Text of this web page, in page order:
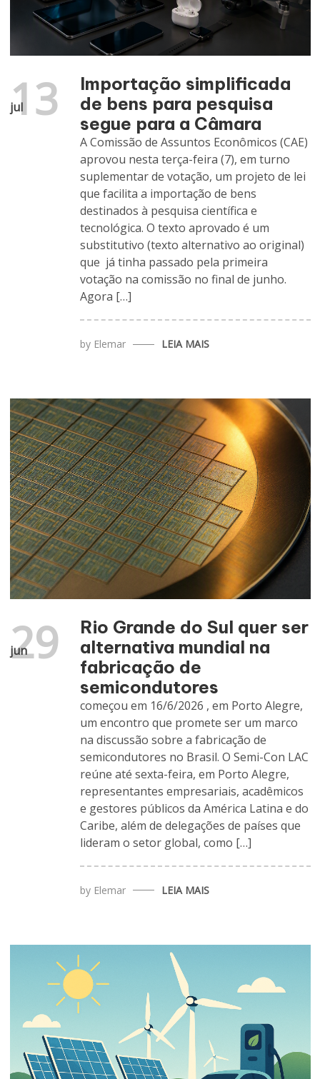
jul
13
Importação simplificada
de bens para pesquisa
segue para a Câmara
A Comissão de Assuntos Econômicos (CAE)
aprovou nesta terça-feira (7), em turno
suplementar de votação, um projeto de lei
que facilita a importação de bens
destinados à pesquisa científica e
tecnológica. O texto aprovado é um
substitutivo (texto alternativo ao original)
que já tinha passado pela primeira
votação na comissão no final de junho.
Agora […]
by Elemar LEIA MAIS
jun
29
Rio Grande do Sul quer ser
alternativa mundial na
fabricação de
semicondutores
começou em 16/6/2026 , em Porto Alegre,
um encontro que promete ser um marco
na discussão sobre a fabricação de
semicondutores no Brasil. O Semi-Con LAC
reúne até sexta-feira, em Porto Alegre,
representantes empresariais, acadêmicos
e gestores públicos da América Latina e do
Caribe, além de delegações de países que
lideram o setor global, como […]
by Elemar LEIA MAIS